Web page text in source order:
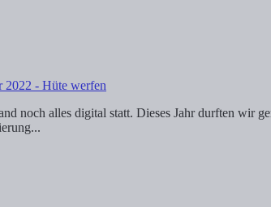
2022 - Hüte werfen
noch alles digital statt. Dieses Jahr durften wir